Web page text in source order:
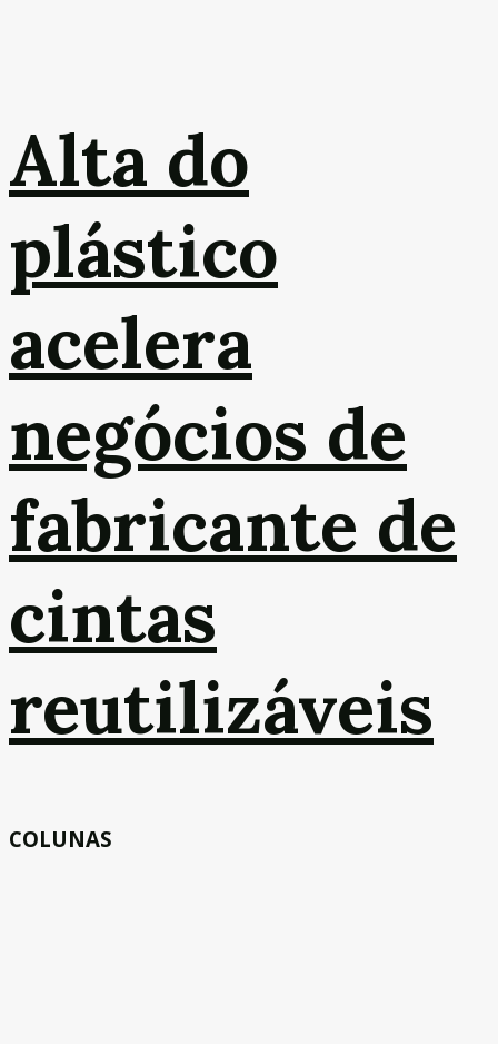
Alta do
plástico
acelera
negócios de
fabricante de
cintas
reutilizáveis
COLUNAS